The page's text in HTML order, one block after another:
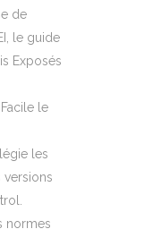
de
le guide
Exposés
le
les
versions
normes